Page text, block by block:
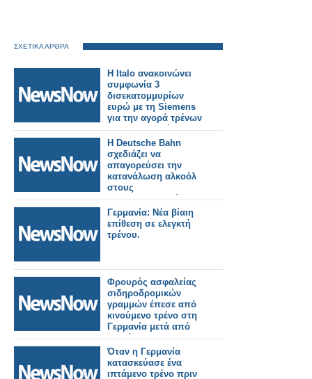
ΣΧΕΤΙΚΑ ΑΡΘΡΑ
Η Italo ανακοινώνει
συμφωνία 3
δισεκατομμυρίων
ευρώ με τη Siemens
για την αγορά τρένων
για τη Γερμανία.
Η Deutsche Bahn
σχεδιάζει να
απαγορεύσει την
κατανάλωση αλκοόλ
στους
σιδηροδρομικούς
σταθμούς στη
Γερμανία.
Γερμανία: Νέα βίαιη
επίθεση σε ελεγκτή
τρένου.
Φρουρός ασφαλείας
σιδηροδρομικών
γραμμών έπεσε από
κινούμενο τρένο στη
Γερμανία μετά από
διαμάχη.
Όταν η Γερμανία
κατασκεύασε ένα
ιπτάμενο τρένο πριν